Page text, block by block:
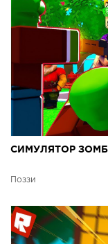
СИМУЛЯТОР
Поззи